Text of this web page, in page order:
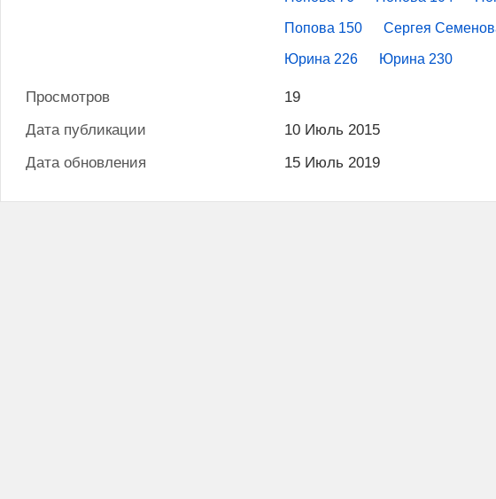
Попова 150 Сергея
Юрина 226 Юрина 230
Просмотров
19
Дата публикации
10 Июль 2015
Дата обновления
15 Июль 2019